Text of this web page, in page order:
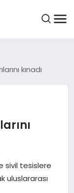
kınadı
sivil tesislere
uluslararası